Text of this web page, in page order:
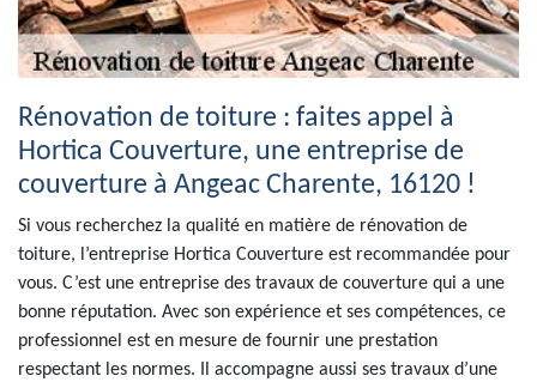
Rénovation de toiture : faites appel à
Hortica Couverture, une entreprise de
couverture à Angeac Charente, 16120 !
Si vous recherchez la qualité en matière de rénovation de
toiture, l’entreprise Hortica Couverture est recommandée pour
vous. C’est une entreprise des travaux de couverture qui a une
bonne réputation. Avec son expérience et ses compétences, ce
professionnel est en mesure de fournir une prestation
respectant les normes. Il accompagne aussi ses travaux d’une